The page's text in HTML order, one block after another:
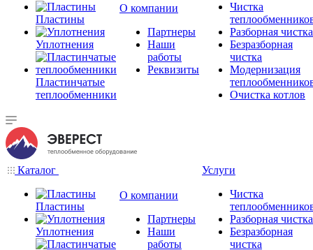
Пластины
Уплотнения
Пластинчатые
теплообменники
О компании
Партнеры
Наши
работы
Реквизиты
Чистка
Разборная чистка
Безразборная
чистка
Модернизация
Очистка котлов
Каталог
Пластины
Уплотнения
О компании
Партнеры
Наши
работы
Услуги
Чистка
Разборная чистка
Безразборная
чистка